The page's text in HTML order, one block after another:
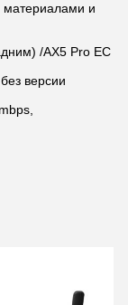
и
/AX5 Pro ЕС
версии